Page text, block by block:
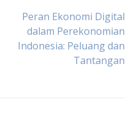
Peran Ekonomi Digital
dalam Perekonomian
Indonesia: Peluang dan
Tantangan